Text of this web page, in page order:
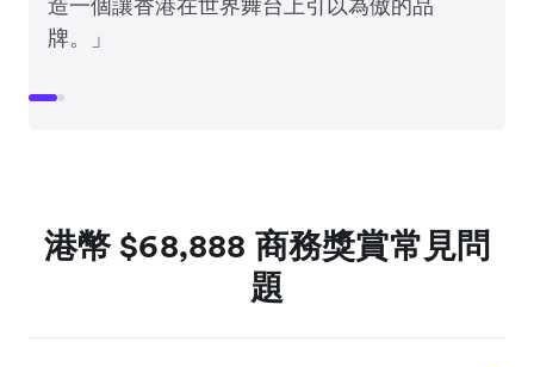
牌。」
港幣 $68,888 商務獎賞常見問
題